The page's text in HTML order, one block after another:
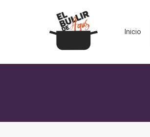
Inicio